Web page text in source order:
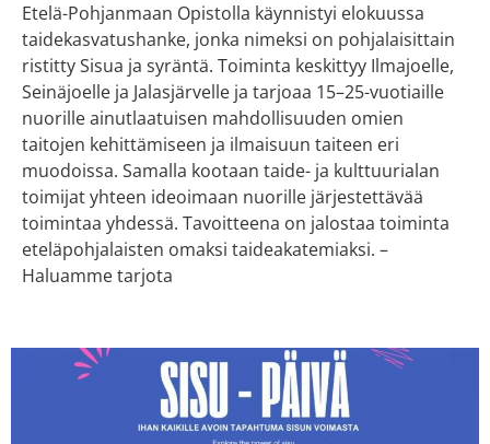
Etelä-Pohjanmaan Opistolla käynnistyi elokuussa
taidekasvatushanke, jonka nimeksi on pohjalaisittain
ristitty Sisua ja syräntä. Toiminta keskittyy Ilmajoelle,
Seinäjoelle ja Jalasjärvelle ja tarjoaa 15–25-vuotiaille
nuorille ainutlaatuisen mahdollisuuden omien
taitojen kehittämiseen ja ilmaisuun taiteen eri
muodoissa. Samalla kootaan taide- ja kulttuurialan
toimijat yhteen ideoimaan nuorille järjestettävää
toimintaa yhdessä. Tavoitteena on jalostaa toiminta
eteläpohjalaisten omaksi taideakatemiaksi. –
Haluamme tarjota